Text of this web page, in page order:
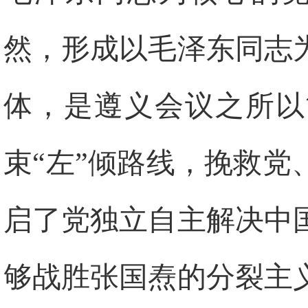
然，形成以毛泽东同志
体，是遵义会议之所
束“左”倾路线，挽救
启了党独立自主解决中
够战胜张国焘的分裂主